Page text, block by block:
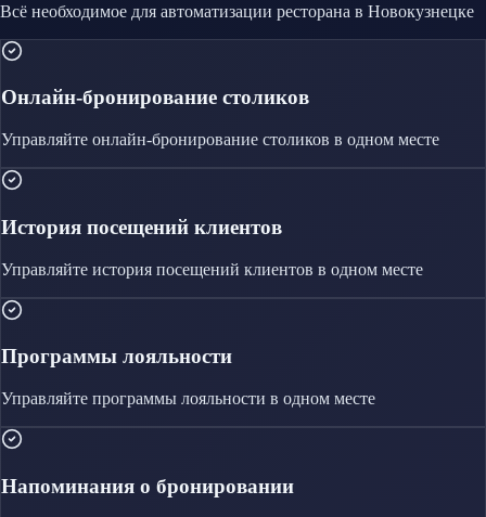
Всё необходимое для автоматизации ресторана в Новокузнецке
Онлайн-бронирование столиков
Управляйте онлайн-бронирование столиков в одном месте
История посещений клиентов
Управляйте история посещений клиентов в одном месте
Программы лояльности
Управляйте программы лояльности в одном месте
Напоминания о бронировании